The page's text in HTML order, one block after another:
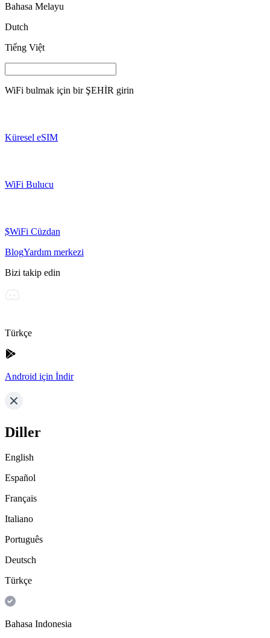
Bahasa Melayu
Dutch
Tiếng Việt
WiFi bulmak için bir ŞEHİR girin
Küresel eSIM
WiFi Bulucu
$WiFi Cüzdan
BlogYardım merkezi
Bizi takip edin
Türkçe
Android için İndir
Diller
English
Español
Français
Italiano
Português
Deutsch
Türkçe
Bahasa Indonesia